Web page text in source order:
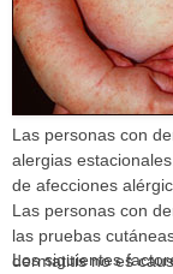
Las personas con
alergias
de afecciones
Las personas con
las pruebas
dermatitis no es
Los siguientes